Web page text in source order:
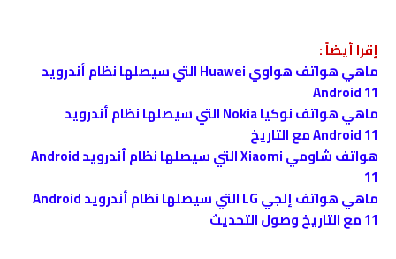
إقرا أيضاً :
ماهي هواتف هواوي Huawei التي سيصلها نظام أندرويد
Android 11
ماهي هواتف نوكيا Nokia التي سيصلها نظام أندرويد
Android 11 مع التاريخ
هواتف شاومي Xiaomi التي سيصلها نظام أندرويد Android
11
ماهي هواتف إلجي LG التي سيصلها نظام أندرويد Android
11 مع التاريخ وصول التحديث